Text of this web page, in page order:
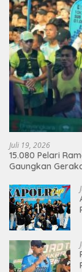
Juli 19, 2026
15.080 Pelari
Gaungkan